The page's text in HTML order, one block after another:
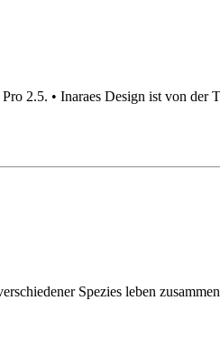
2.5. • Inaraes Design ist von der
Spezies leben